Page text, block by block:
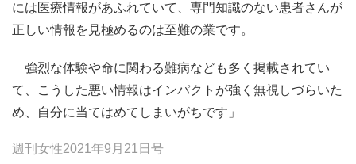
には医療情報があふれていて、専門知識のない患者さんが
正しい情報を見極めるのは至難の業です。
強烈な体験や命に関わる難病なども多く掲載されてい
て、こうした悪い情報はインパクトが強く無視しづらいた
め、自分に当てはめてしまいがちです」
週刊女性2021年9月21日号